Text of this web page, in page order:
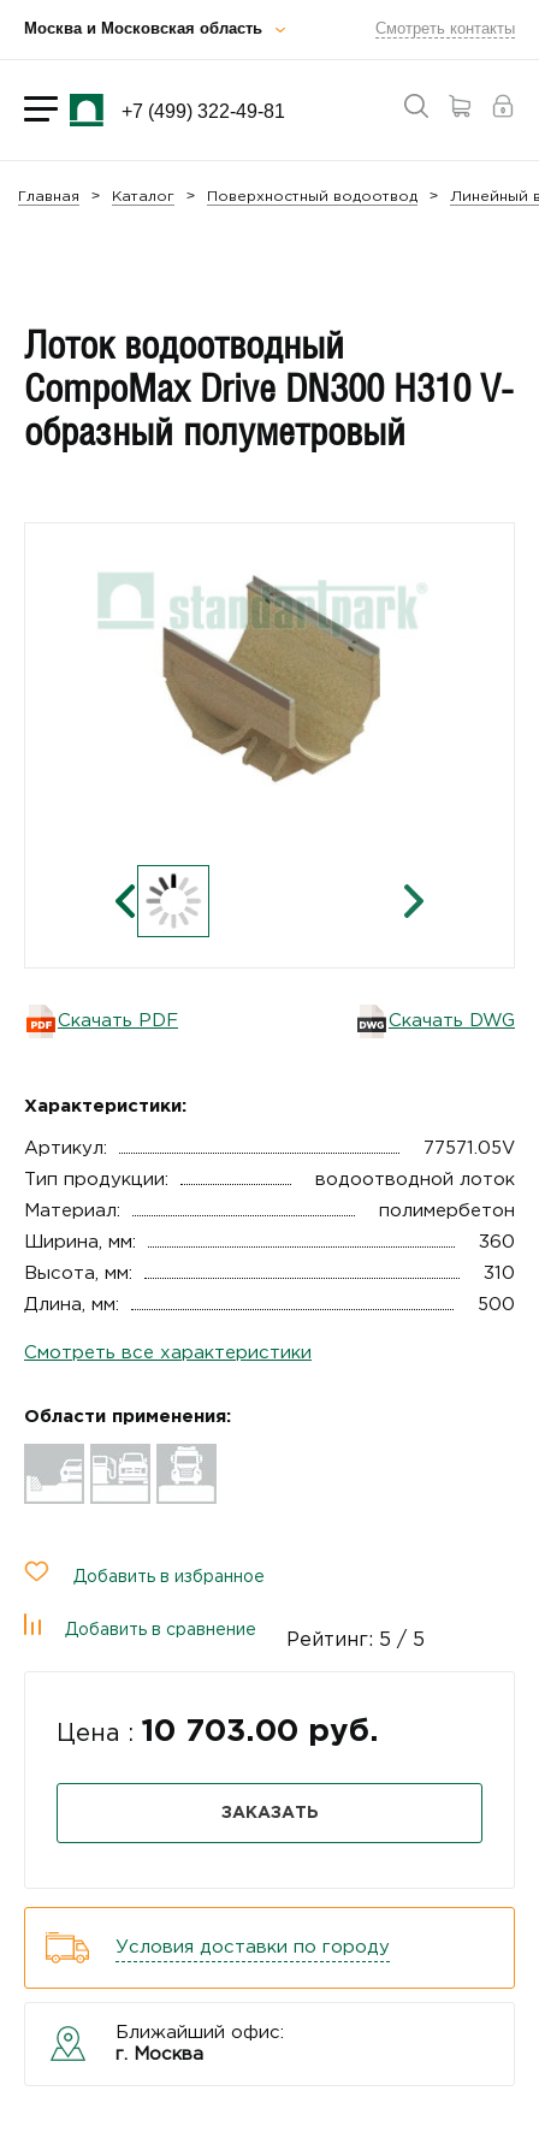
Москва и Московская область Смотреть контакты
+7 (499) 322-49-81
Главная Каталог Поверхностный водоотвод Линейный
Лоток водоотводный
CompoMax Drive DN300 H310 V-
образный полуметровый
Скачать PDF Скачать DWG
Характеристики:
Артикул:
77571.05V
Тип продукции:
водоотводной лоток
Материал:
полимербетон
Ширина, мм:
360
Высота, мм:
310
Длина, мм:
500
Смотреть все характеристики
Области применения:
Добавить в избранное
Добавить в сравнение
Рейтинг: 5 / 5
Цена : 10 703.00 руб.
ЗАКАЗАТЬ
Условия доставки по городу
Ближайший офис:
г. Москва